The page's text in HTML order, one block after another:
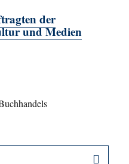
der
und Medien